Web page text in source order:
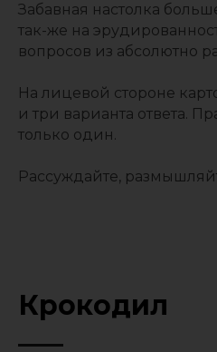
Забавная настолка
так-же на
вопросов из абсолютно
На лицевой стороне
и три варианта ответа.
только один.
Рассуждайте,
Крокодил